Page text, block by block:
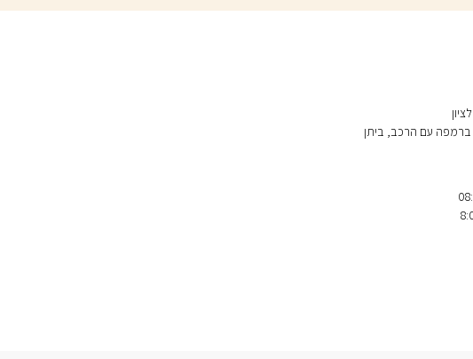
(לעלות לקומה 1 ברמפה עם הרכב, ביתן